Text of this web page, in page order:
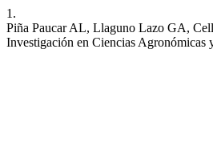
1.
Piña Paucar AL, Llaguno Lazo GA,
Investigación en Ciencias